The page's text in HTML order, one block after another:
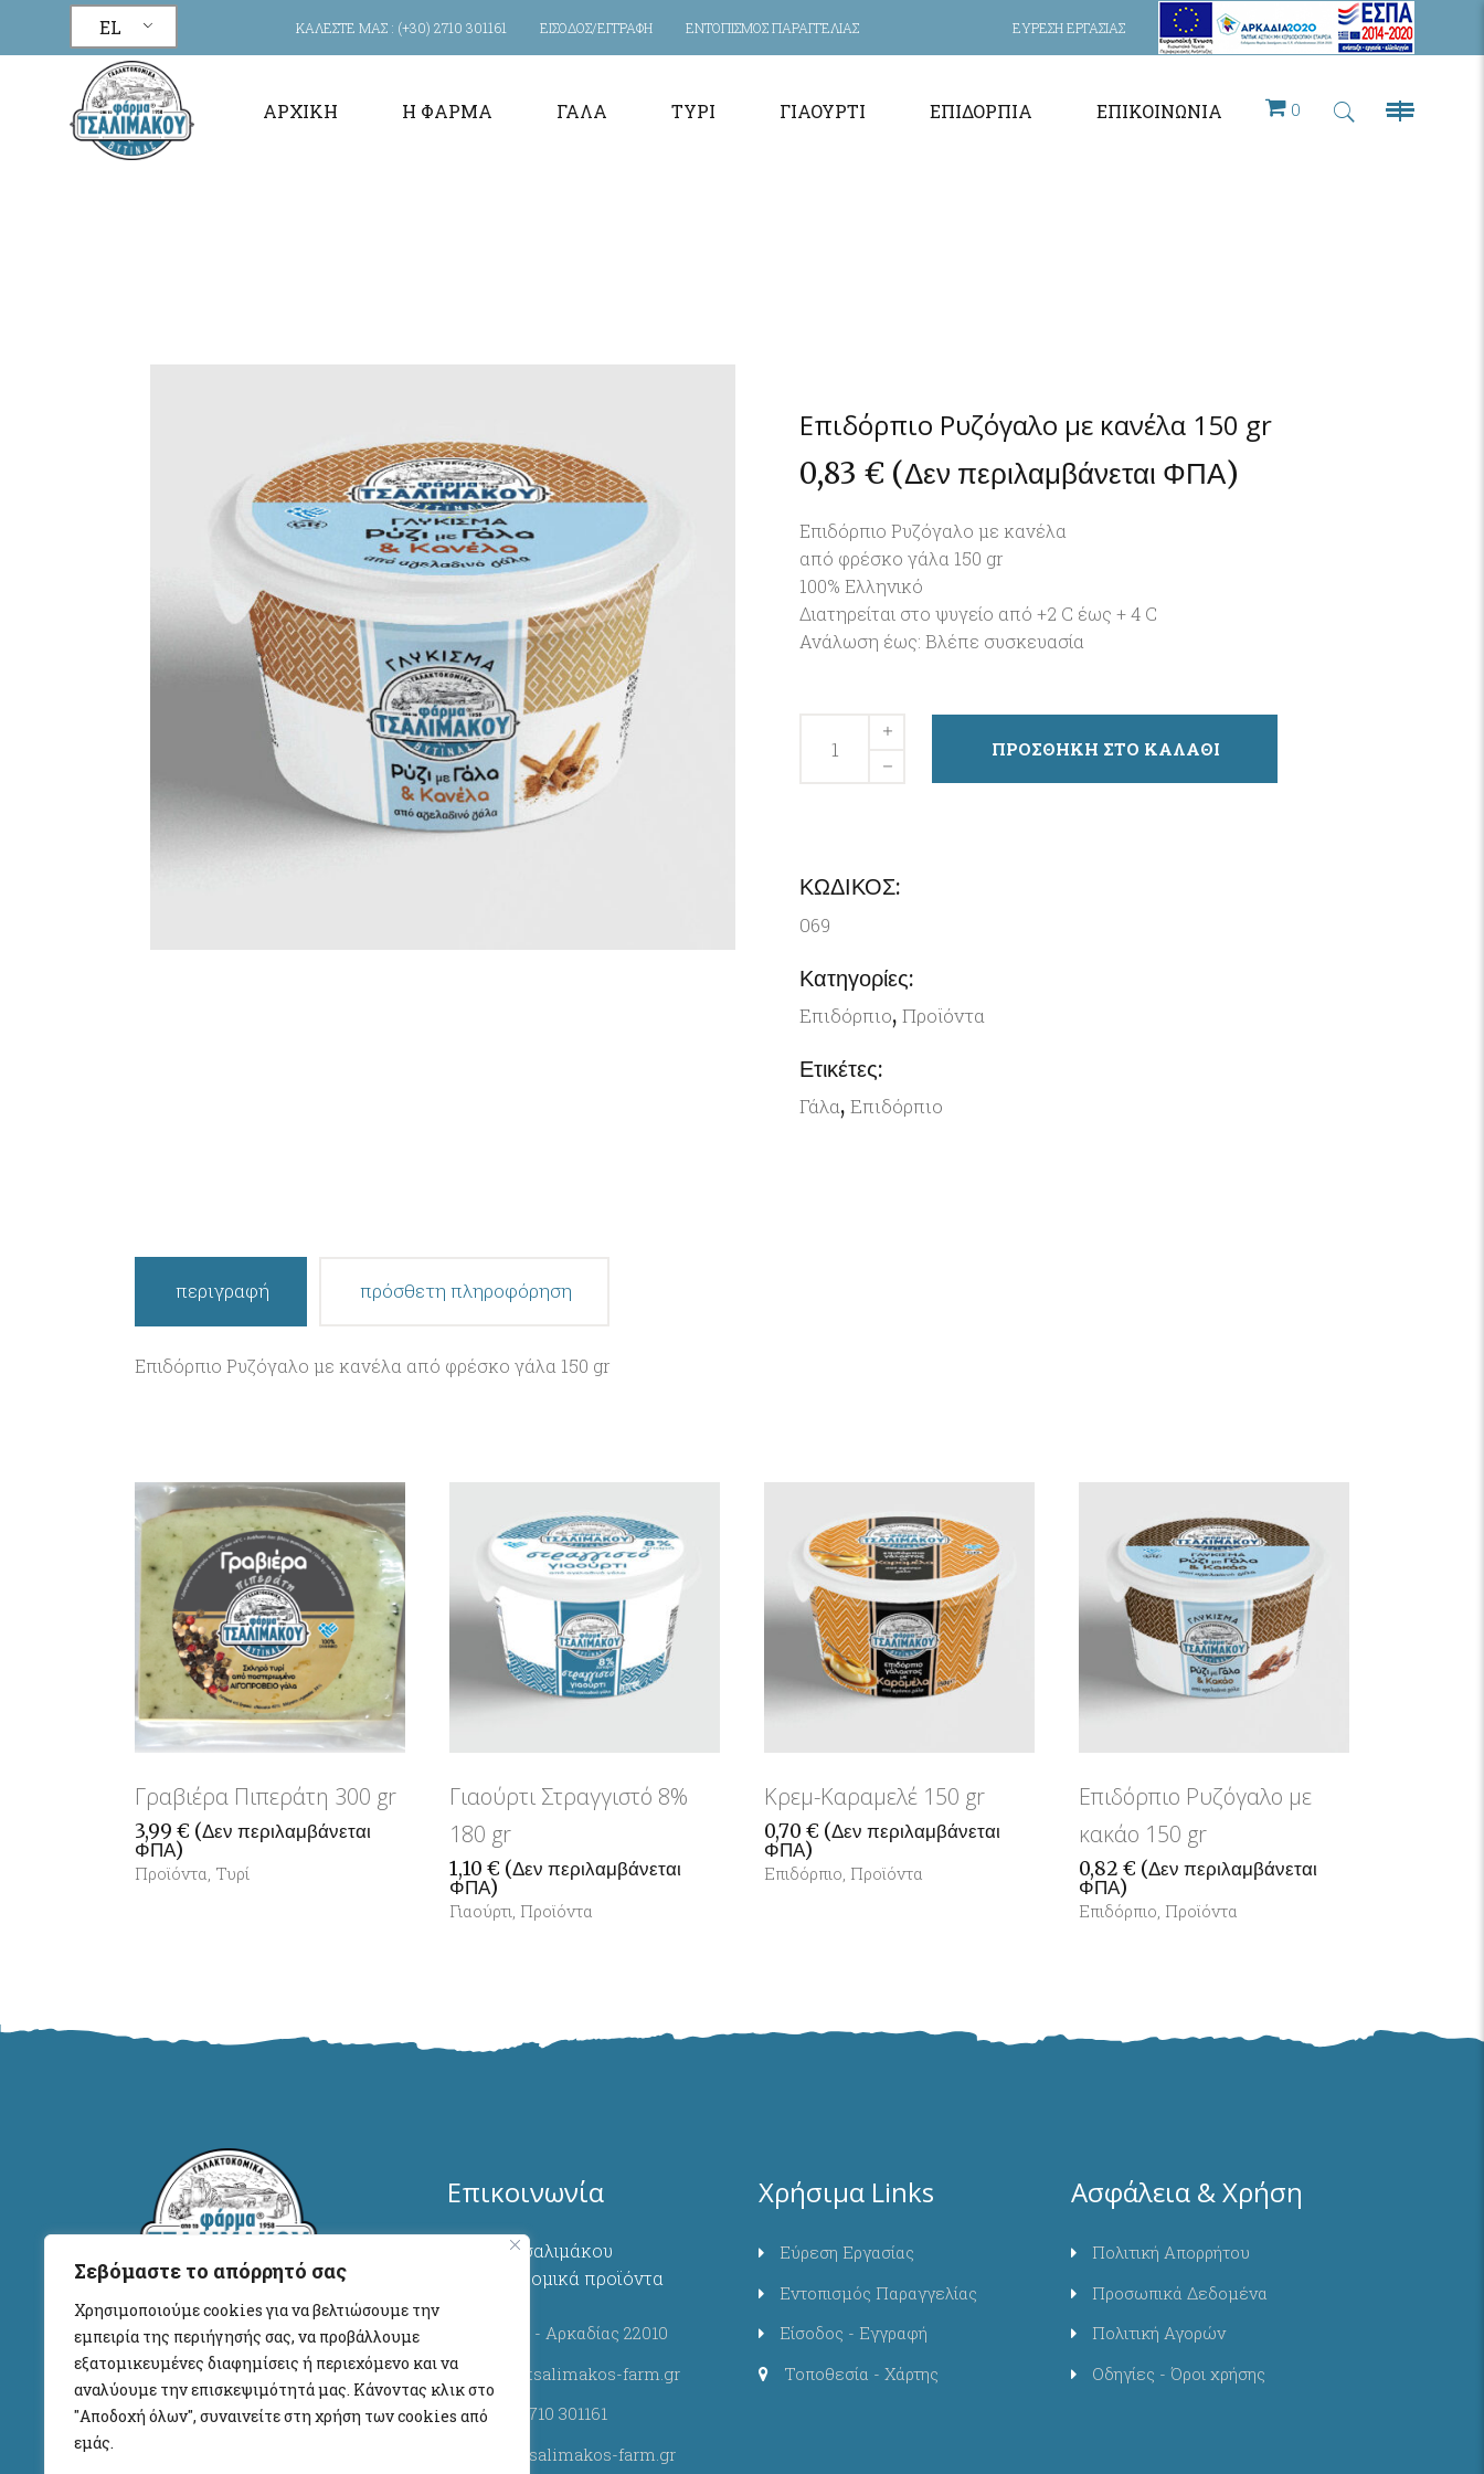
Σεβόμαστε το απόρρητό σας
Χρησιμοποιούμε cookies για να βελτιώσουμε την
εμπειρία της περιήγησής σας, να προβάλλουμε
εξατομικευμένες διαφημίσεις ή περιεχόμενο και να
αναλύουμε την επισκεψιμότητά μας. Κάνοντας κλικ στο
"Αποδοχή όλων", συναινείτε στη χρήση των cookies από
εμάς.
EL ΚΑΛΕΣΤΕ ΜΑΣ : (+30) 2710 301161 ΕΙΣΟΔΟΣ/ΕΓΓΡΑΦΗ ΕΝΤΟΠΙΣΜΟΣ ΠΑΡΑΓΓΕΛΙΑΣ ΕΥΡΕΣΗ ΕΡΓΑΣΙΑΣ
ΑΡΧΙΚΉ Η ΦΆΡΜΑ ΓΆΛΑ ΤΥΡΊ ΓΙΑΟΎΡΤΙ ΕΠΙΔΌΡΠΙΑ ΕΠΙΚΟΙΝΩΝΊΑ 0
Επιδόρπιο Ρυζόγαλο με κανέλα 150 gr
0,83 € (Δεν περιλαμβάνεται ΦΠΑ)
Επιδόρπιο Ρυζόγαλο με κανέλα
από φρέσκο γάλα 150 gr
100% Ελληνικό
Διατηρείται στο ψυγείο από +2 C έως + 4 C
Ανάλωση έως: Βλέπε συσκευασία
Ρυζόγαλο
Ποσότητα
ΠΡΟΣΘΗΚΗ ΣΤΟ ΚΑΛΑΘΙ
ΚΩΔΙΚΟΣ:
069
Κατηγορίες:
Επιδόρπιο, Προϊόντα
Ετικέτες:
Γάλα, Επιδόρπιο
περιγραφή πρόσθετη πληροφόρηση
Επιδόρπιο Ρυζόγαλο με κανέλα από φρέσκο γάλα 150 gr
Γραβιέρα Πιπεράτη 300 gr
3,99 € (Δεν περιλαμβάνεται
ΦΠΑ)
Προϊόντα, Τυρί
Γιαούρτι Στραγγιστό 8%
180 gr
1,10 € (Δεν περιλαμβάνεται
ΦΠΑ)
Γιαούρτι, Προϊόντα
Κρεμ-Καραμελέ 150 gr
0,70 € (Δεν περιλαμβάνεται
ΦΠΑ)
Επιδόρπιο, Προϊόντα
Επιδόρπιο Ρυζόγαλο με
κακάο 150 gr
0,82 € (Δεν περιλαμβάνεται
ΦΠΑ)
Επιδόρπιο, Προϊόντα
Από το 1935 παράγουμε και
προσφέρουμε στον καταναλωτή,
ποιοτικά, γευστικά και
αυθεντικά, παραδοσιακά
Επικοινωνία
Φάρμα-Τσαλιμάκου
Γαλακτοκομικά προϊόντα
Βυτίνα - Αρκαδίας 22010
info@tsalimakos-farm.gr
(+30) 2710 301161
www.tsalimakos-farm.gr
Χρήσιμα Links
Εύρεση Εργασίας
Εντοπισμός Παραγγελίας
Είσοδος - Εγγραφή
Τοποθεσία - Χάρτης
Ασφάλεια & Χρήση
Πολιτική Απορρήτου
Προσωπικά Δεδομένα
Πολιτική Αγορών
Οδηγίες - Όροι χρήσης